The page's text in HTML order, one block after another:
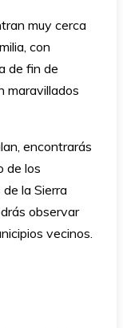
muy cerca
con
de fin de
maravillados
encontrarás
de los
la Sierra
observar
vecinos.